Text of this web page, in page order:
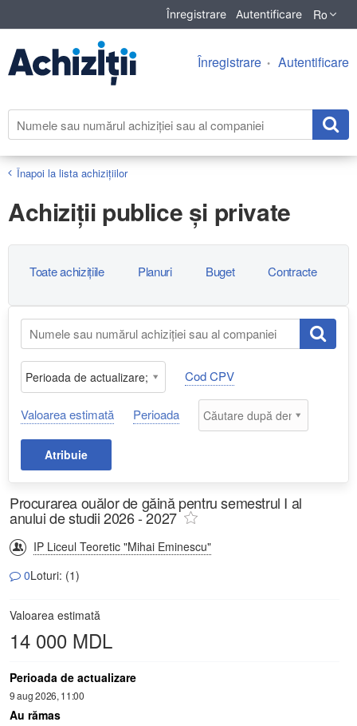
Înregistrare Autentificare Ro
Înregistrare Autentificare
Înapoi la lista achiziţiilor
Achiziţii publice și private
Toate achizițiile Planuri Buget Contracte
Perioada de actualizare; Propunerea ofertelor;
Cod CPV
Valoarea estimată Perioada
Atribuie
Procurarea ouălor de găină pentru semestrul I al
anului de studii 2026 - 2027
IP Liceul Teoretic "Mihai Eminescu"
0Loturi: (1)
Valoarea estimată
14 000 MDL
Perioada de actualizare
9 aug 2026, 11:00
Au rămas